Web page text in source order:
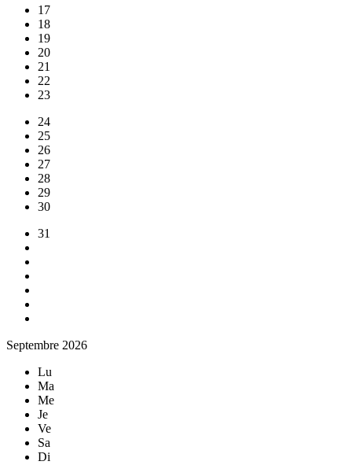
17
18
19
20
21
22
23
24
25
26
27
28
29
30
31
Septembre 2026
Lu
Ma
Me
Je
Ve
Sa
Di